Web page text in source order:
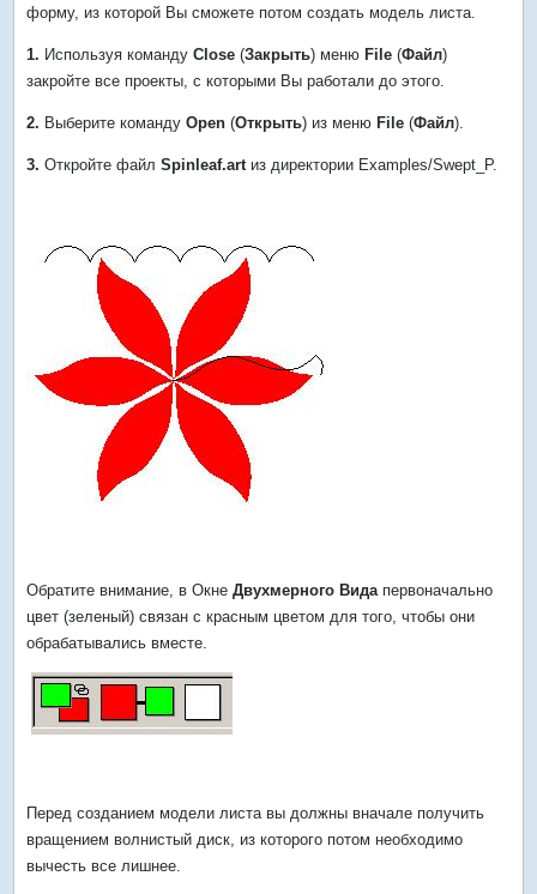
форму, из которой Вы сможете потом создать модель листа.
1. Используя командуClose (Закрыть) менюFile (Файл)
закройте все проекты, с которыми Вы работали до этого.
2. Выберите командуOpen (Открыть) из менюFile (Файл).
3. Откройте файлSpinleaf.art из директории Examples/Swept_P.
Обратите внимание, в ОкнеДвухмерного Вида первоначально
цвет (зеленый) связан с красным цветом для того, чтобы они
обрабатывались вместе.
Перед созданием модели листа вы должны вначале получить
вращением волнистый диск, из которого потом необходимо
вычесть все лишнее.